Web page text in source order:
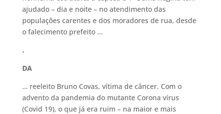
ajudado – dia e noite – no atendimento das
populações carentes e dos moradores de rua, desde
o falecimento prefeito …
.
DA
… reeleito Bruno Covas, vítima de câncer. Com o
advento da pandemia do mutante Corona vírus
(Covid 19), o que já era ruim – na maior e mais